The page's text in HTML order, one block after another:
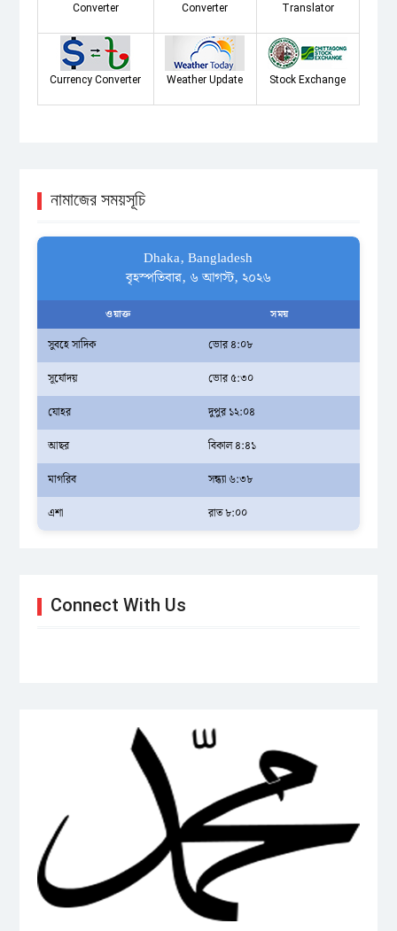
Converter Converter Translator
Currency Converter Weather Update Stock Exchange
নামাজের সময়সূচি
Dhaka, Bangladesh
বৃহস্পতিবার, ৬ আগস্ট, ২০২৬
ওয়াক্ত সময়
সুবহে সাদিক
ভোর ৪:০৮
সূর্যোদয়
ভোর ৫:৩০
যোহর
দুপুর ১২:০৪
আছর
বিকাল ৪:৪১
মাগরিব
সন্ধ্যা ৬:৩৮
এশা
রাত ৮:০০
Connect With Us